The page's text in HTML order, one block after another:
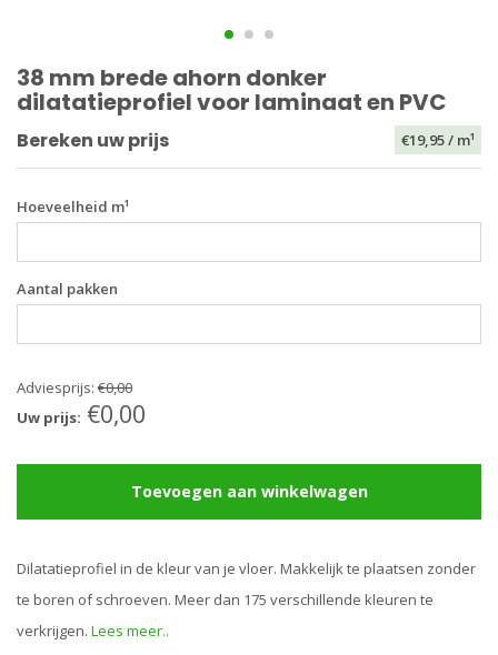
38 mm brede ahorn donker
dilatatieprofiel voor laminaat en PVC
Bereken uw prijs €19,95/ m¹
Hoeveelheid m¹
Aantal pakken
Adviesprijs: €0,00
Uw prijs: €0,00
Toevoegen aan winkelwagen
Dilatatieprofiel in de kleur van je vloer. Makkelijk te plaatsen zonder
te boren of schroeven. Meer dan 175 verschillende kleuren te
verkrijgen. Lees meer..